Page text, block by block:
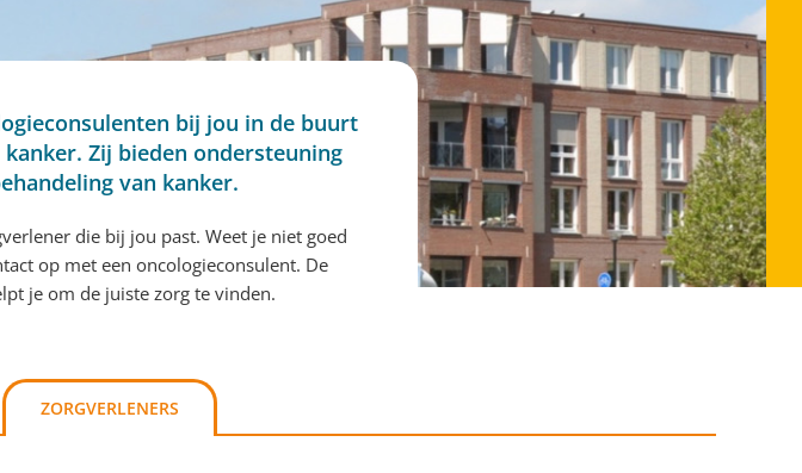
bij jou in de buurt
Zij bieden ondersteuning
van kanker.
die bij jou past. Weet je niet goed
op met een oncologieconsulent. De
je om de juiste zorg te vinden.
ZORGVERLENERS